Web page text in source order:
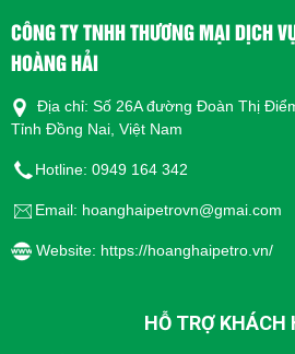
CÔNG TY TNHH THƯƠNG MẠI DỊCH
HOÀNG HẢI
Địa chỉ: Số 26A đường Đoàn Thị
Tỉnh Đồng Nai, Việt Nam
Hotline: 0949 164 342
Email: hoanghaipetrovn@gmai.com
Website: https://hoanghaipetro.vn/
HỖ TRỢ KHÁCH